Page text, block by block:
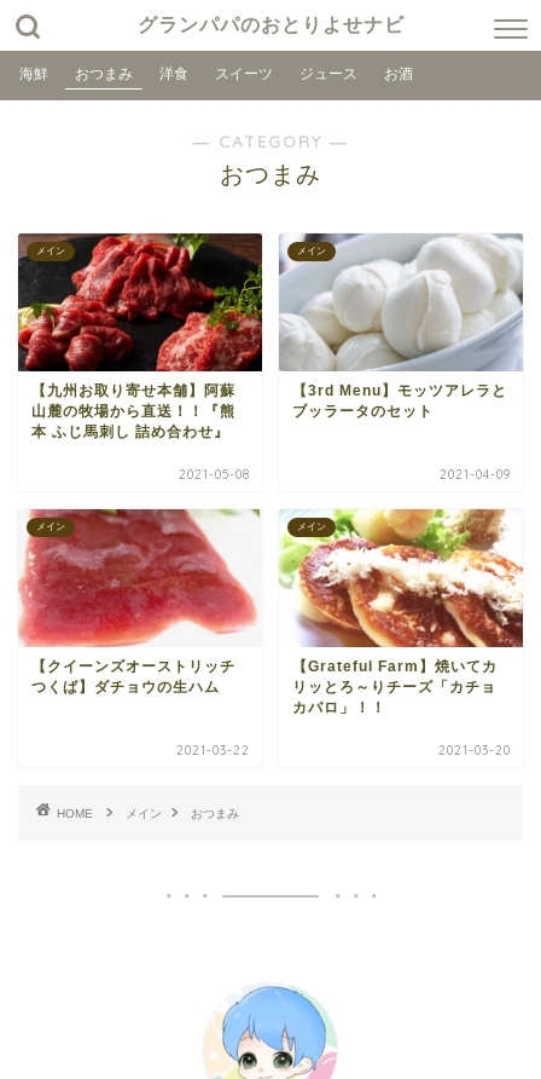
グランパパのおとりよせナビ
海鮮 おつまみ 洋食 スイーツ ジュース お酒
― CATEGORY ―
おつまみ
メイン
【九州お取り寄せ本舗】阿蘇
山麓の牧場から直送！！『熊
本 ふじ馬刺し 詰め合わせ』
2021-05-08
メイン
【3rd Menu】モッツアレラと
ブッラータのセット
2021-04-09
メイン
【クイーンズオーストリッチ
つくば】ダチョウの生ハム
2021-03-22
メイン
【Grateful Farm】焼いてカ
リッとろ～りチーズ「カチョ
カバロ」！！
2021-03-20
HOME メイン おつまみ